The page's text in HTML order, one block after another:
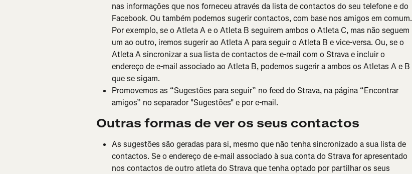
nas informações que nos forneceu através da lista de contactos do seu telefone e do
Facebook. Ou também podemos sugerir contactos, com base nos amigos em comum.
Por exemplo, se o Atleta A e o Atleta B seguirem ambos o Atleta C, mas não seguem
um ao outro, iremos sugerir ao Atleta A para seguir o Atleta B e vice-versa. Ou, se o
Atleta A sincronizar a sua lista de contactos de e-mail com o Strava e incluir o
endereço de e-mail associado ao Atleta B, podemos sugerir a ambos os Atletas A e B
que se sigam.
Promovemos as “Sugestões para seguir” no feed do Strava, na página “Encontrar
amigos” no separador "Sugestões" e por e-mail.
Outras formas de ver os seus contactos
As sugestões são geradas para si, mesmo que não tenha sincronizado a sua lista de
contactos. Se o endereço de e-mail associado à sua conta do Strava for apresentado
nos contactos de outro atleta do Strava que tenha optado por partilhar os seus